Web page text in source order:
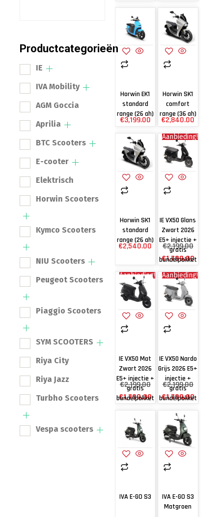
Productcategorieën
IE
IVA Mobility
AGM Goccia
Aprilia
BTC Scooters
E-cooter
Elektrisch
Horwin Scooters
Kymco Scooters
NIU Scooters
Peugeot Scooters
Piaggio Scooters
SYM SCOOTERS
Riya City
Riya Jazz
Turbho Scooters
Vespa scooters
Horwin EK1
standard
range (26 ah)
€3,199.00
Horwin SK1
comfort
range (36 ah)
€2,840.00
Horwin SK1
standard
range (26 ah)
€2,540.00
Aanbieding!
IE VX50 Glans
Zwart 2026
E5+ injectie +
gratis
bundelpakket
€2,199.00
€1,799.00
Aanbieding!
IE VX50 Mat
Zwart 2026
E5+ injectie +
gratis
bundelpakket
€2,199.00
€1,799.00
Aanbieding!
IE VX50 Nardo
Grijs 2026 E5+
injectie +
gratis
bundelpakket
€2,199.00
€1,799.00
IVA E-GO S3
IVA E-GO S3
Matgroen